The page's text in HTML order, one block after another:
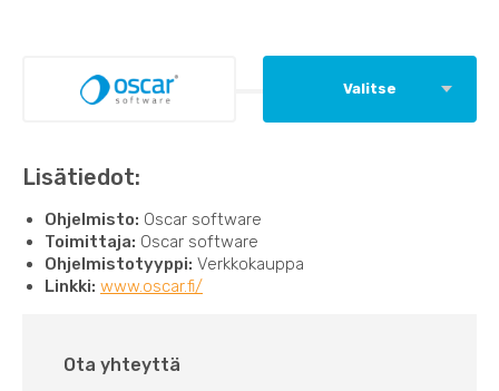
Valitse
Lisätiedot:
Ohjelmisto: Oscar software
Toimittaja: Oscar software
Ohjelmistotyyppi: Verkkokauppa
Linkki: www.oscar.fi/
Ota yhteyttä